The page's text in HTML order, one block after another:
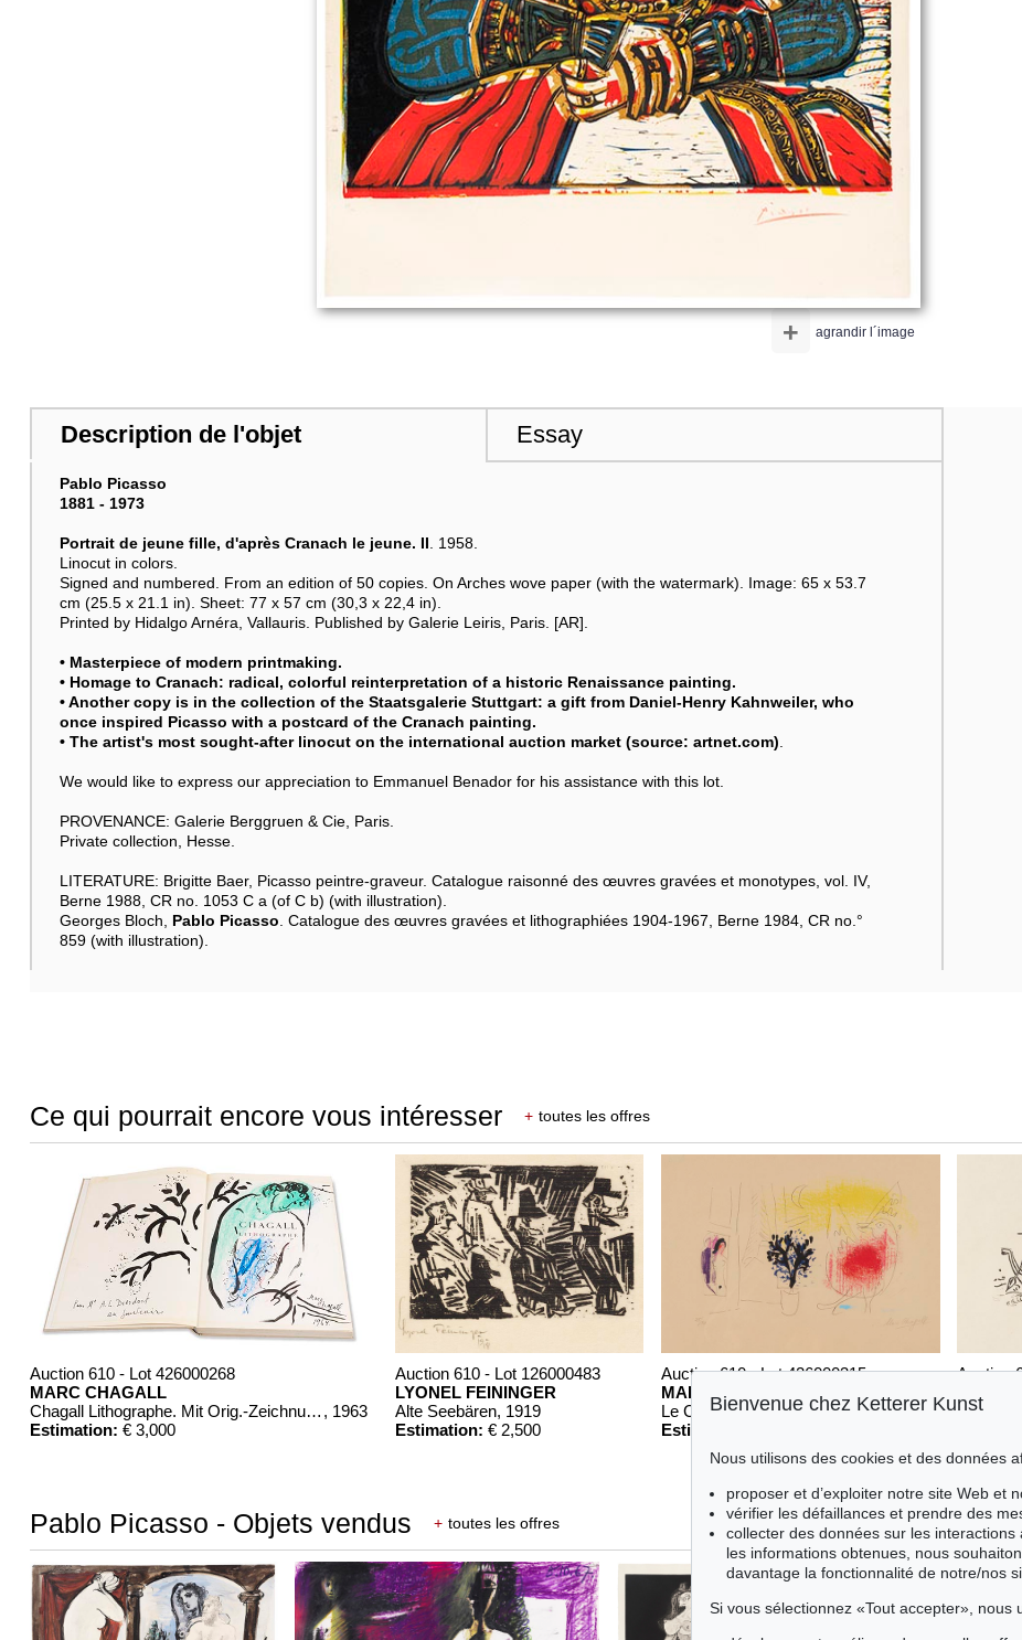
agrandir l´image
+
Description de l'objet Essay
Pablo Picasso
1881 - 1973
Portrait de jeune fille, d'après Cranach le jeune. II . 1958.
Linocut in colors.
Signed and numbered. From an edition of 50 copies. On Arches wove paper (with the watermark). Image: 65 x 53.7
cm (25.5 x 21.1 in). Sheet: 77 x 57 cm (30,3 x 22,4 in).
Printed by Hidalgo Arnéra, Vallauris. Published by Galerie Leiris, Paris. [AR].
• Masterpiece of modern printmaking.
• Homage to Cranach: radical, colorful reinterpretation of a historic Renaissance painting.
• Another copy is in the collection of the Staatsgalerie Stuttgart: a gift from Daniel-Henry Kahnweiler, who
once inspired Picasso with a postcard of the Cranach painting.
• The artist's most sought-after linocut on the international auction market (source: artnet.com)
We would like to express our appreciation to Emmanuel Benador for his assistance with this lot.
PROVENANCE: Galerie Berggruen & Cie, Paris.
Private collection, Hesse.
LITERATURE: Brigitte Baer, Picasso peintre-graveur. Catalogue raisonné des œuvres gravées et monotypes, vol. IV,
Berne 1988, CR no. 1053 C a (of C b) (with illustration).
Georges Bloch, Pablo Picasso . Catalogue des œuvres gravées et lithographiées 1904-1967, Berne 1984, CR no.°
859 (with illustration).
Ce qui pourrait encore vous intéresser + toutes les offres
Auction 610 - Lot 426000268
MARC CHAGALL
Chagall Lithographe. Mit Orig.-Zeichnung von Chagall , 1963
Estimation: € 3,000
Auction 610 - Lot 126000483
LYONEL FEININGER
Alte Seebären, 1919
Estimation: € 2,500
Auction 610 - Lot 426000315
MARC CHAGALL
Le Coq rouge, 1957
Estimation:
Auction
Pablo Picasso - Objets vendus + toutes les offres
Bienvenue chez Ketterer Kunst
Nous utilisons des cookies et des données
proposer et d’exploiter notre site Web et
vérifier les défaillances et prendre des
collecter des données sur les
les informations obtenues, nous
davantage la fonctionnalité de notre/nos
Si vous sélectionnez «Tout accepter»,